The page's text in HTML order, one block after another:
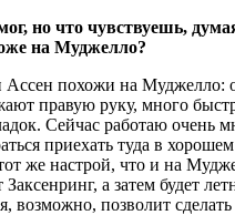
но что чувствуешь,
на Муджелло?
Ассен похожи на Муджелло:
правую руку, много
Сейчас работаю очень
приехать туда в
же настрой, что и на
Заксенринг, а затем будет
возможно, позволит